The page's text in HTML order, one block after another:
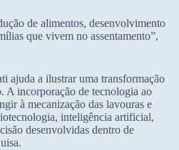
de alimentos, desenvolvimento
que vivem no assentamento”,
ajuda a ilustrar uma transformação
A incorporação de tecnologia ao
à mecanização das lavouras e
inteligência artificial,
desenvolvidas dentro de